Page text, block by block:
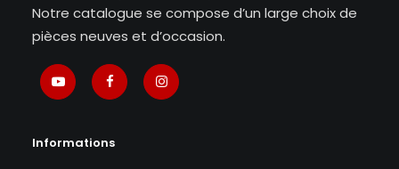
Notre catalogue se compose d’un large choix de
pièces neuves et d’occasion.
Informations